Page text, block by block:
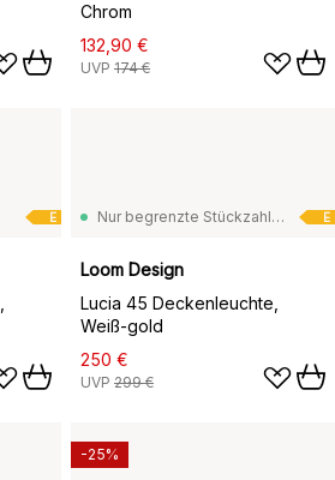
Chrom
132,90 €
UVP 174 €
E E
Nur begrenzte Stückzahl vorrätig
Loom Design
Lucia 45 Deckenleuchte,
Weiß-gold
250 €
UVP 299 €
-25%